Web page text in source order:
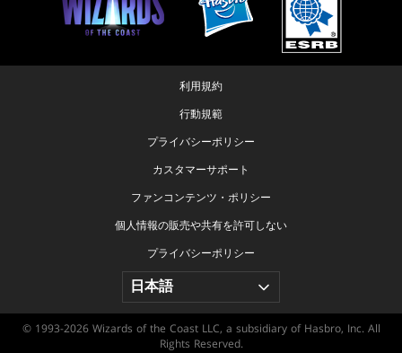
利用規約
行動規範
プライバシーポリシー
カスタマーサポート
ファンコンテンツ・ポリシー
個人情報の販売や共有を許可しない
プライバシーポリシー
© 1993-2026 Wizards of the Coast LLC, a subsidiary of Hasbro, Inc. All
Rights Reserved.